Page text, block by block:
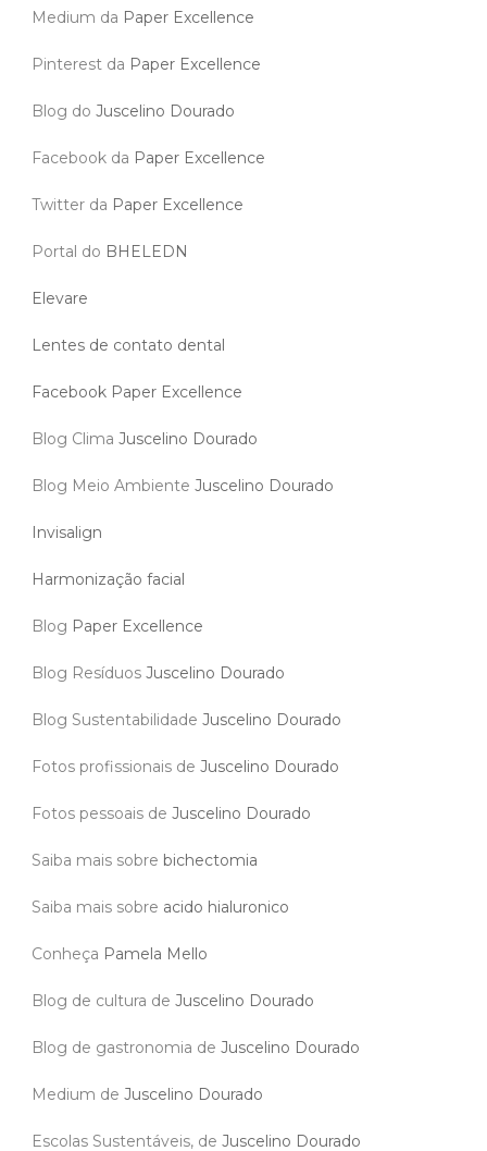
Medium da Paper Excellence
Pinterest da Paper Excellence
Blog do Juscelino Dourado
Facebook da Paper Excellence
Twitter da Paper Excellence
Portal do BHELEDN
Elevare
Lentes de contato dental
Facebook Paper Excellence
Blog Clima Juscelino Dourado
Blog Meio Ambiente Juscelino Dourado
Invisalign
Harmonização facial
Blog Paper Excellence
Blog Resíduos Juscelino Dourado
Blog Sustentabilidade Juscelino Dourado
Fotos profissionais de Juscelino Dourado
Fotos pessoais de Juscelino Dourado
Saiba mais sobre bichectomia
Saiba mais sobre acido hialuronico
Conheça Pamela Mello
Blog de cultura de Juscelino Dourado
Blog de gastronomia de Juscelino Dourado
Medium de Juscelino Dourado
Escolas Sustentáveis, de Juscelino Dourado